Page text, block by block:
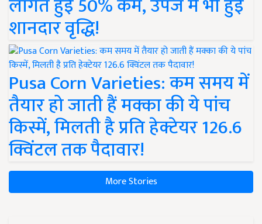
लागत हुई 50% कम, उपज में भी हुई
शानदार वृद्धि!
Pusa Corn Varieties: कम समय में
तैयार हो जाती हैं मक्का की ये पांच
किस्में, मिलती है प्रति हेक्टेयर 126.6
क्विंटल तक पैदावार!
More Stories